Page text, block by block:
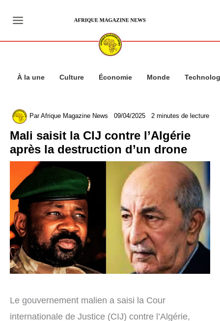
contenu
À la une Culture Économie Monde
ParAfrique Magazine News 09/04/2025 2 minutes de lecture
Mali saisit la CIJ contre l’Algérie
après la destruction d’un drone
Le gouvernement malien a saisi la Cour
internationale de Justice (CIJ) contre l’Algérie,